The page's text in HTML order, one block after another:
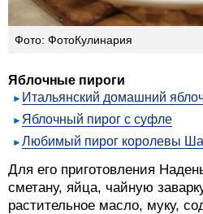
Фото: ФотоКулинария
Яблочные пироги
Итальянский домашний
Яблочный пирог с суфле
Любимый пирог королевы
Для его приготовления
сметану, яйца, чайную
растительное масло, муку,